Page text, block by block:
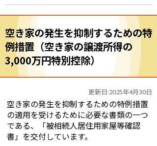
空き家の発生を抑制するための特
例措置（空き家の譲渡所得の
3,000万円特別控除）
更新日:2025年4月30日
空き家の発生を抑制するための特例措置
の適用を受けるために必要な書類の一つ
である、「被相続人居住用家屋等確認
書」を交付しています。